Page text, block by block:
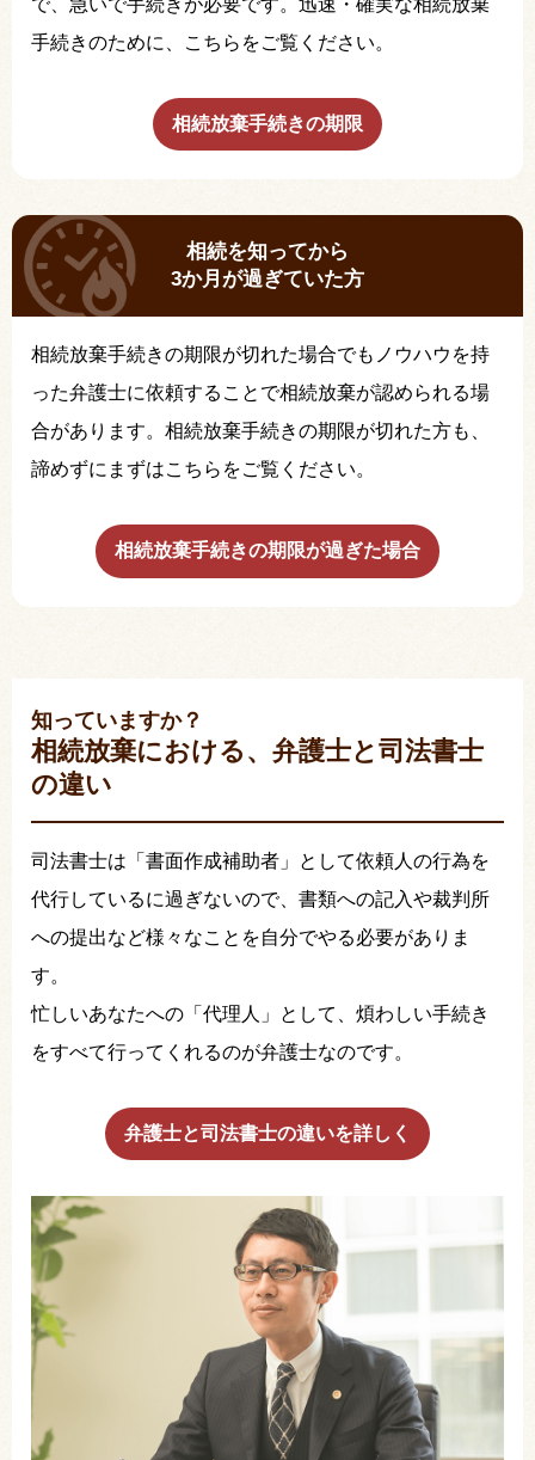
手続きのために、こちらをご覧ください。
相続放棄手続きの期限
相続を知ってから
3か月が過ぎていた方
相続放棄手続きの期限が切れた場合でもノウハウを持
った弁護士に依頼することで相続放棄が認められる場
合があります。相続放棄手続きの期限が切れた方も、
諦めずにまずはこちらをご覧ください。
相続放棄手続きの期限が過ぎた場合
知っていますか？
相続放棄における、弁護士と司法書士
の違い
司法書士は「書面作成補助者」として依頼人の行為を
代行しているに過ぎないので、書類への記入や裁判所
への提出など様々なことを自分でやる必要がありま
す。
忙しいあなたへの「代理人」として、煩わしい手続き
をすべて行ってくれるのが弁護士なのです。
弁護士と司法書士の違いを詳しく